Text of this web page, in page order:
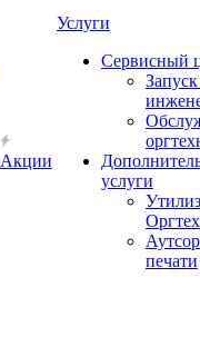
Акции
Услуги
Сервисный
услуги
печати